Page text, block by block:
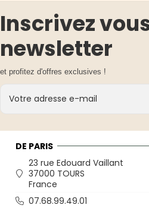
Inscrivez
newsletter
et profitez d'offres exclusives !
DE PARIS
23 rue Edouard Vaillant
37000 TOURS
France
07.68.99.49.01